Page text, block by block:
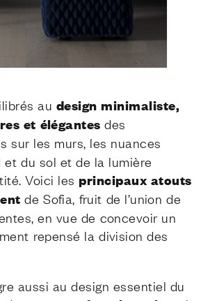
au design minimaliste,
et élégantes des
sur les murs, les nuances
du sol et de la lumière
Voici lesprincipaux atouts
de Sofia, fruit de l’union de
en vue de concevoir un
repensé la division des
aussi au design essentiel du